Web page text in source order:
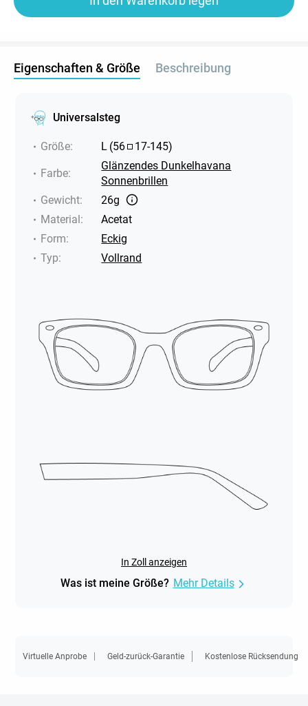
Eigenschaften & Größe Beschreibung
Universalsteg
Größe: L (56 17-145)
Farbe:
Glänzendes Dunkelhavana
Sonnenbrillen
Gewicht:
26g
Material:
Acetat
Form:
Eckig
Typ: Vollrand
In Zoll anzeigen
Was ist meine Größe? Mehr Details
Virtuelle Anprobe Geld-zurück-Garantie Kostenlose Rücksendung